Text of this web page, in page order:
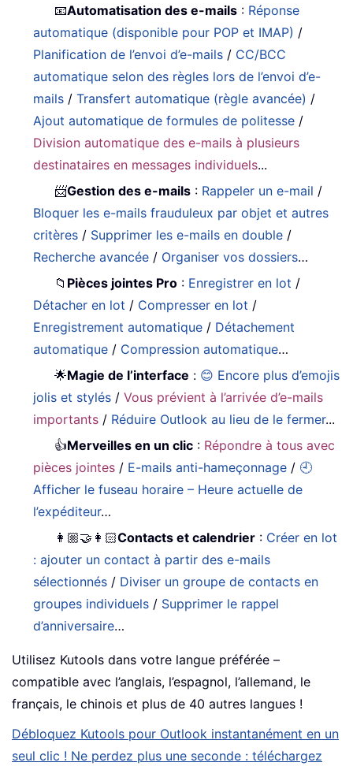
📧Automatisation des e-mails : Réponse
automatique (disponible pour POP et IMAP) /
Planification de l’envoi d’e-mails / CC/BCC
automatique selon des règles lors de l’envoi d’e-
mails /Transfert automatique (règle avancée) /
Ajout automatique de formules de politesse /
Division automatique des e-mails à plusieurs
destinataires en messages individuels...
📨Gestion des e-mails : Rappeler un e-mail /
Bloquer les e-mails frauduleux par objet et autres
critères / Supprimer les e-mails en double /
Recherche avancée / Organiser vos dossiers…
📁 Pièces jointes Pro : Enregistrer en lot /
Détacher en lot / Compresser en lot /
Enregistrement automatique / Détachement
automatique / Compression automatique…
🌟Magie de l’interface : 😊 Encore plus d’emojis
jolis et stylés /Vous prévient à l’arrivée d’e-mails
importants / Réduire Outlook au lieu de le fermer...
👍Merveilles en un clic : Répondre à tous avec
pièces jointes / E-mails anti-hameçonnage / 🕘
Afficher le fuseau horaire – Heure actuelle de
l’expéditeur…
👩🏼‍🤝‍👩🏻Contacts et calendrier : Créer en lot
: ajouter un contact à partir des e-mails
sélectionnés / Diviser un groupe de contacts en
groupes individuels / Supprimer le rappel
d’anniversaire…
Utilisez Kutools dans votre langue préférée –
compatible avec l’anglais, l’espagnol, l’allemand, le
français, le chinois et plus de 40 autres langues !
Débloquez Kutools pour Outlook instantanément en un
seul clic ! Ne perdez plus une seconde : téléchargez